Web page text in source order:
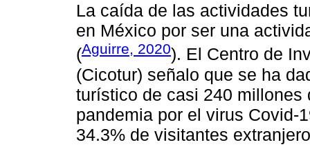
La caída de las actividades
en México por ser una
(Aguirre, 2020). El Centro de
(Cicotur) señalo que se ha
turístico de casi 240
pandemia por el virus Covid-
34.3% de visitantes